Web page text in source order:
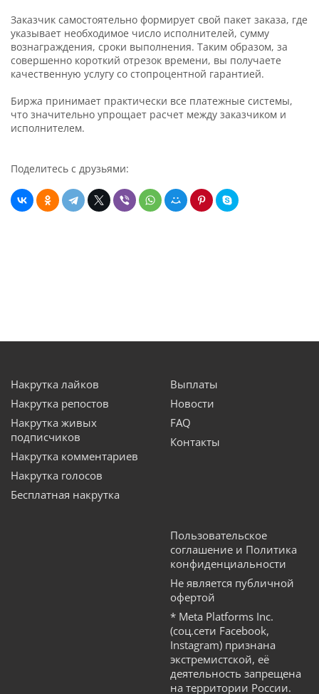
Заказчик самостоятельно формирует свой пакет заказа, где
указывает необходимое число исполнителей, сумму
вознаграждения, сроки выполнения. Таким образом, за
совершенно короткий отрезок времени, вы получаете
качественную услугу со стопроцентной гарантией.
Биржа принимает практически все платежные системы,
что значительно упрощает расчет между заказчиком и
исполнителем.
Поделитесь с друзьями:
Накрутка лайков
Накрутка репостов
Накрутка живых
подписчиков
Накрутка комментариев
Накрутка голосов
Бесплатная накрутка
Выплаты
Новости
FAQ
Контакты
Пользовательское
соглашение и Политика
конфиденциальности
Не является публичной
офертой
* Meta Platforms Inc.
(соц.сети Facebook,
Instagram) признана
экстремистской, её
деятельность запрещена
на территории России.